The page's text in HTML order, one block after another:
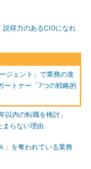
得力のあるCIOになれ
ジェント」で業務の進
トナー「7つの戦略的
以内の転職を検討」
まらない理由
」を奪われている業務